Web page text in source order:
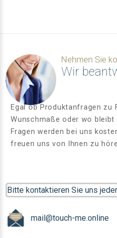
Nehmen Sie
Wir
Egal ob Produktanfragen zu
Wunschmaße oder wo bleibt
Fragen werden bei uns
freuen uns von Ihnen zu
Bitte kontaktieren Sie uns
mail@touch-me.online